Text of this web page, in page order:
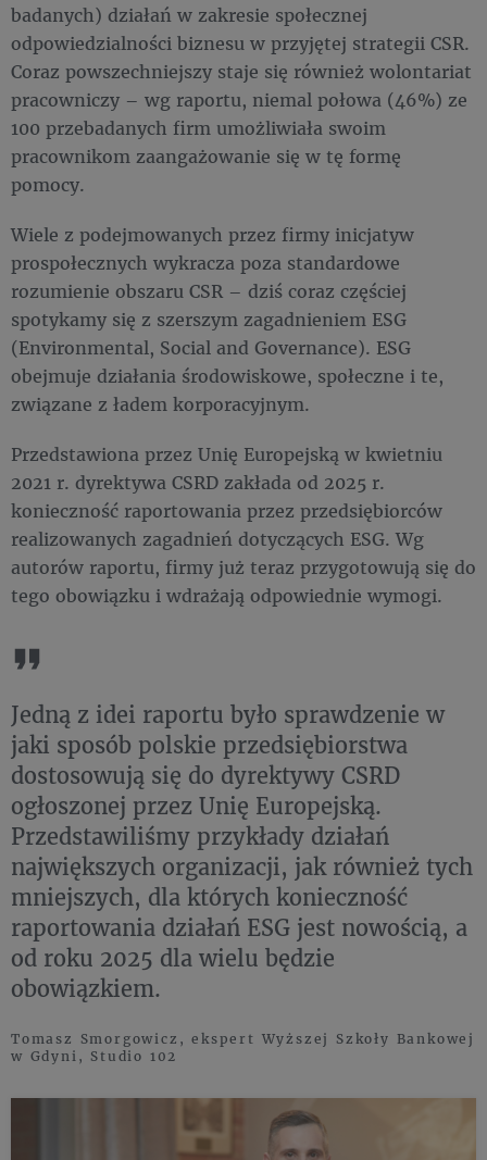
badanych) działań w zakresie społecznej
odpowiedzialności biznesu w przyjętej strategii CSR.
Coraz powszechniejszy staje się również wolontariat
pracowniczy – wg raportu, niemal połowa (46%) ze
100 przebadanych firm umożliwiała swoim
pracownikom zaangażowanie się w tę formę
pomocy.
Wiele z podejmowanych przez firmy inicjatyw
prospołecznych wykracza poza standardowe
rozumienie obszaru CSR – dziś coraz częściej
spotykamy się z szerszym zagadnieniem ESG
(Environmental, Social and Governance). ESG
obejmuje działania środowiskowe, społeczne i te,
związane z ładem korporacyjnym.
Przedstawiona przez Unię Europejską w kwietniu
2021 r. dyrektywa CSRD zakłada od 2025 r.
konieczność raportowania przez przedsiębiorców
realizowanych zagadnień dotyczących ESG. Wg
autorów raportu, firmy już teraz przygotowują się do
tego obowiązku i wdrażają odpowiednie wymogi.
Jedną z idei raportu było sprawdzenie w
jaki sposób polskie przedsiębiorstwa
dostosowują się do dyrektywy CSRD
ogłoszonej przez Unię Europejską.
Przedstawiliśmy przykłady działań
największych organizacji, jak również tych
mniejszych, dla których konieczność
raportowania działań ESG jest nowością, a
od roku 2025 dla wielu będzie
obowiązkiem.
Tomasz Smorgowicz, ekspert Wyższej Szkoły Bankowej
w Gdyni, Studio 102